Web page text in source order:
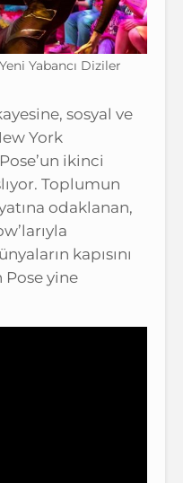
Yabancı Diziler
sosyal ve
York
ikinci
Toplumun
odaklanan,
kapısını
Pose yine